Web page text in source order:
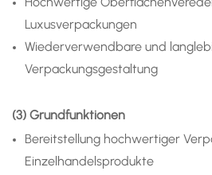
Luxusverpackungen
Wiederverwendbare und
Verpackungsgestaltung
(3) Grundfunktionen
Bereitstellung hochwertiger
Einzelhandelsprodukte